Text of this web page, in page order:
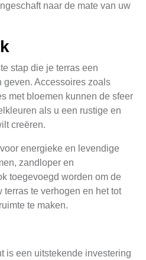
naar de mate van uw
stap die je terras een
Accessoires zoals
met bloemen kunnen de sfeer
als u een rustige en
creëren.
energieke en levendige
zandloper en
toegevoegd worden om de
te verhogen en het tot
te maken.
is een uitstekende investering